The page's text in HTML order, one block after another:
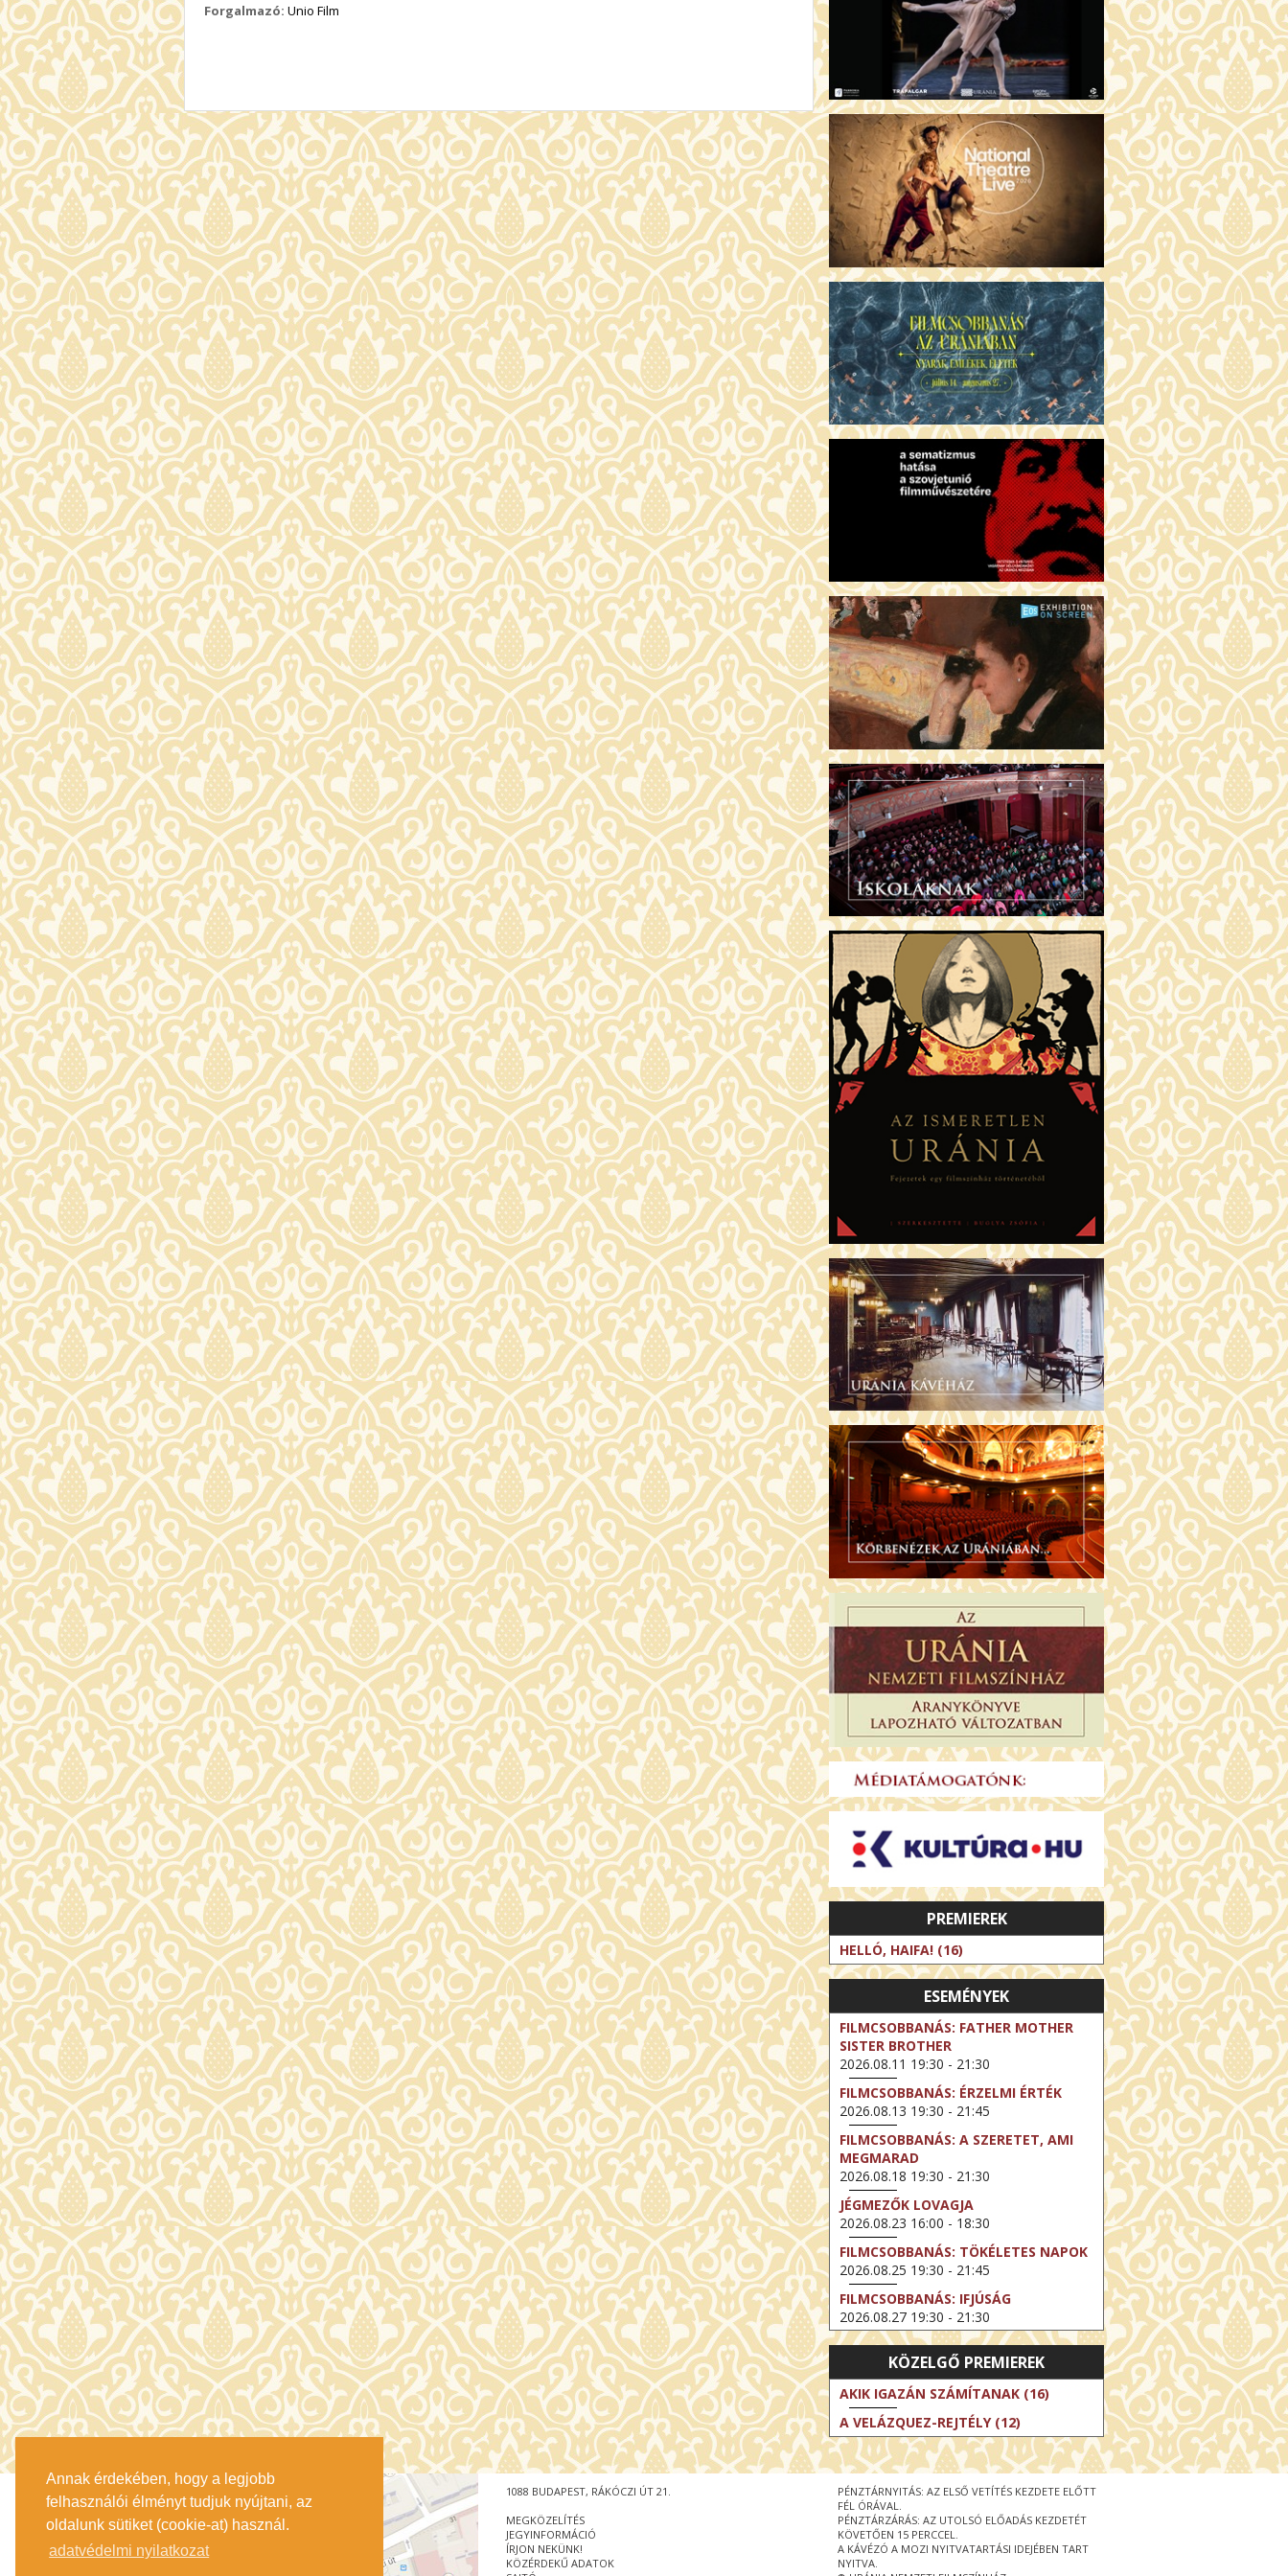
Annak érdekében, hogy a legjobb
felhasználói élményt tudjuk nyújtani, az
oldalunk sütiket (cookie-at) használ.
adatvédelmi nyilatkozat
Forgalmazó: Unio Film ODÜSSZEIA (16)
17:30 Fábri terem
A ZONGORAHANGOLÓ (16)
JEGYVÁSÁRLÁS
19:00 Csortos terem
ARGENTIN TÖRTÉNETEK (16)
JEGYVÁSÁRLÁS
19:30 Törőcsik Mari terem
MIKET NEM BESZÉLEK (16)
JEGYVÁSÁRLÁS
20:00 Fábri terem
KESERŰ KARÁCSONY (16)
JEGYVÁSÁRLÁS
20:30 Díszterem
A GYŰLÖLET (16)
PREMIEREK
HELLÓ, HAIFA! (16)
ESEMÉNYEK
FILMCSOBBANÁS: FATHER MOTHER
SISTER BROTHER
2026.08.11 19:30 - 21:30
FILMCSOBBANÁS: ÉRZELMI ÉRTÉK
2026.08.13 19:30 - 21:45
FILMCSOBBANÁS: A SZERETET, AMI
MEGMARAD
2026.08.18 19:30 - 21:30
JÉGMEZŐK LOVAGJA
2026.08.23 16:00 - 18:30
FILMCSOBBANÁS: TÖKÉLETES NAPOK
2026.08.25 19:30 - 21:45
FILMCSOBBANÁS: IFJÚSÁG
2026.08.27 19:30 - 21:30
EXHIBITION ON SCREEN: VINCENT
VAN GOGH - ÚJ LÁTÁSMÓD
2026.08.30 11:00 - 12:30
NT LIVE / DAVID IRELAND: THE FIFTH
STEP
2026.09.01 19:00 - 21:00
BERLIN ELESTE
2026.09.13 16:00 - 19:00
NT LIVE / OSCAR WILDE: THE
IMPORTANCE OF BEING EARNEST
2026.09.22 19:00 - 22:00
KÖZELGŐ PREMIEREK
AKIK IGAZÁN SZÁMÍTANAK (16)
A VELÁZQUEZ-REJTÉLY (12)
PÉNZTÁRNYITÁS: AZ ELSŐ VETÍTÉS KEZDETE ELŐTT
FÉL ÓRÁVAL.
PÉNZTÁRZÁRÁS: AZ UTOLSÓ ELŐADÁS KEZDETÉT
KÖVETŐEN 15 PERCCEL.
A KÁVÉZÓ A MOZI NYITVATARTÁSI IDEJÉBEN TART
NYITVA.
1088 BUDAPEST, RÁKÓCZI ÚT 21.
MEGKÖZELÍTÉS
JEGYINFORMÁCIÓ
ÍRJON NEKÜNK!
KÖZÉRDEKŰ ADATOK